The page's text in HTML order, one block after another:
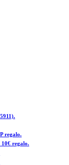
regalo.
10€ regalo.